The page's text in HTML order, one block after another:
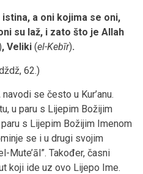
a oni kojima se oni,
su laž, i zato što je Allah
, Veliki (el-Kebīr).
62.)
se često u Kur’anu.
u paru s Lijepim Božijim
s Lijepim Božijim Imenom
se i u drugi svojim
Mute’āl”. Također, časni
koji ide uz ovo Lijepo Ime.